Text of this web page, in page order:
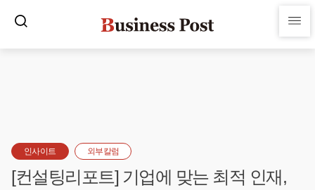
인사이트 외부칼럼
[컨설팅리포트] 기업에 맞는 최적 인재,